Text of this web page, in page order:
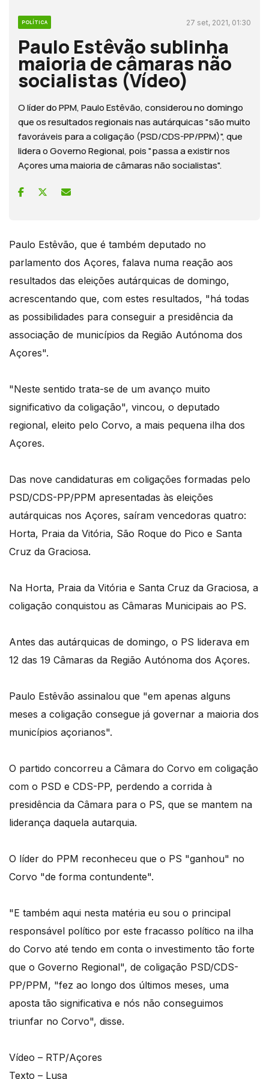
POLÍTICA 27 set, 2021, 01:30
Paulo Estêvão sublinha
maioria de câmaras não
socialistas (Vídeo)
O líder do PPM, Paulo Estêvão, considerou no domingo
que os resultados regionais nas autárquicas "são muito
favoráveis para a coligação (PSD/CDS-PP/PPM)", que
lidera o Governo Regional, pois "passa a existir nos
Açores uma maioria de câmaras não socialistas".
Paulo Estêvão, que é também deputado no
parlamento dos Açores, falava numa reação aos
resultados das eleições autárquicas de domingo,
acrescentando que, com estes resultados, "há todas
as possibilidades para conseguir a presidência da
associação de municípios da Região Autónoma dos
Açores".
"Neste sentido trata-se de um avanço muito
significativo da coligação", vincou, o deputado
regional, eleito pelo Corvo, a mais pequena ilha dos
Açores.
Das nove candidaturas em coligações formadas pelo
PSD/CDS-PP/PPM apresentadas às eleições
autárquicas nos Açores, saíram vencedoras quatro:
Horta, Praia da Vitória, São Roque do Pico e Santa
Cruz da Graciosa.
Na Horta, Praia da Vitória e Santa Cruz da Graciosa, a
coligação conquistou as Câmaras Municipais ao PS.
Antes das autárquicas de domingo, o PS liderava em
12 das 19 Câmaras da Região Autónoma dos Açores.
Paulo Estêvão assinalou que "em apenas alguns
meses a coligação consegue já governar a maioria dos
municípios açorianos".
O partido concorreu a Câmara do Corvo em coligação
com o PSD e CDS-PP, perdendo a corrida à
presidência da Câmara para o PS, que se mantem na
liderança daquela autarquia.
O líder do PPM reconheceu que o PS "ganhou" no
Corvo "de forma contundente".
"E também aqui nesta matéria eu sou o principal
responsável político por este fracasso político na ilha
do Corvo até tendo em conta o investimento tão forte
que o Governo Regional", de coligação PSD/CDS-
PP/PPM, "fez ao longo dos últimos meses, uma
aposta tão significativa e nós não conseguimos
triunfar no Corvo", disse.
Vídeo – RTP/Açores
Texto – Lusa